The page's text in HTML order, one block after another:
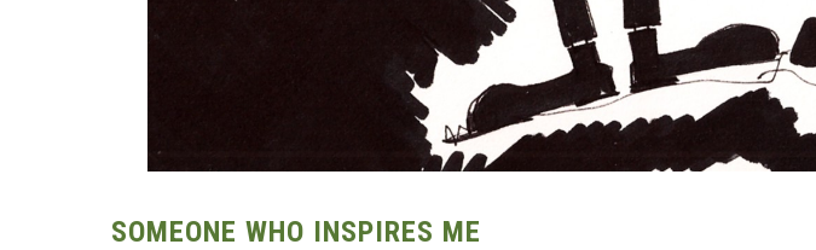
SOMEONE WHO INSPIRES ME